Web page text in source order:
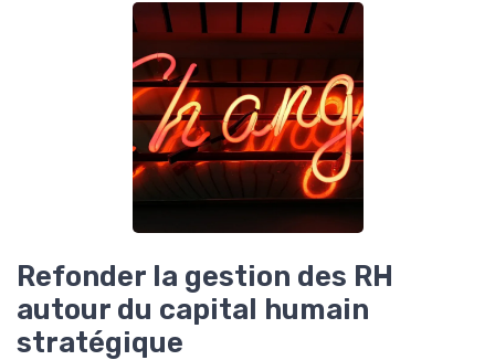
Refonder la gestion des RH
autour du capital humain
stratégique